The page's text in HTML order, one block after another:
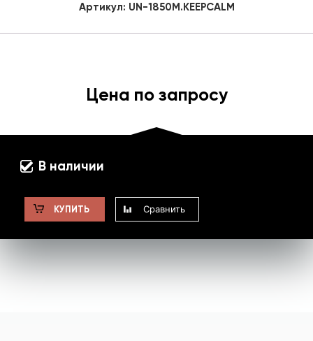
Артикул: UN-1850M.KEEPCALM
Цена по запросу
В наличии
КУПИТЬ Сравнить